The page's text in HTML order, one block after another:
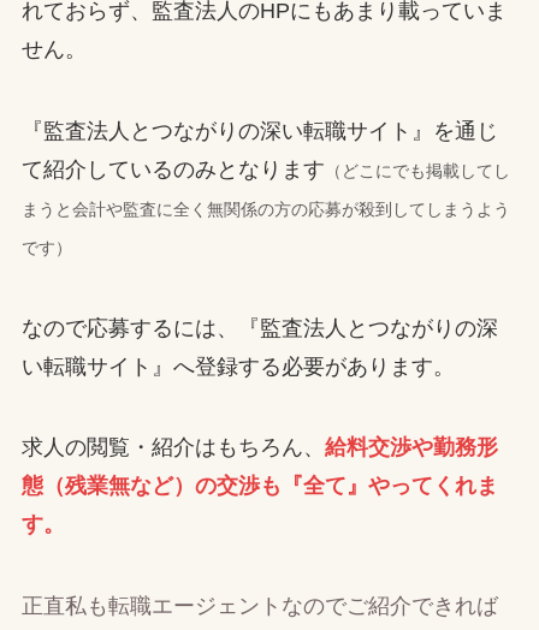
れておらず、監査法人のHPにもあまり載っていま
せん。
『監査法人とつながりの深い転職サイト』を通じ
て紹介しているのみとなります （どこにでも掲載してし
まうと会計や監査に全く無関係の方の応募が殺到してしまうよう
です）
なので応募するには、『監査法人とつながりの深
い転職サイト』へ登録する必要があります。
求人の閲覧・紹介はもちろん、 給料交渉や勤務形
態（残業無など）の交渉も『全て』やってくれま
す。
正直私も転職エージェントなのでご紹介できれば